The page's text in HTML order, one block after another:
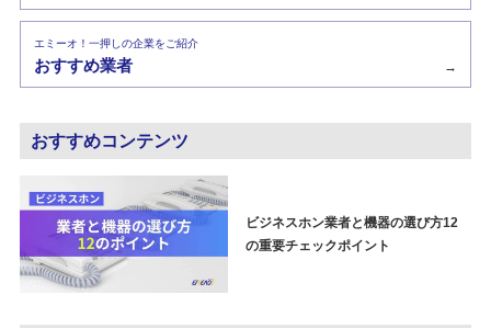
エミーオ！一押しの企業をご紹介
おすすめ業者 →
おすすめコンテンツ
ビジネスホン業者と機器の選び方12
の重要チェックポイント